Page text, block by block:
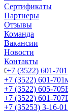
Сертификаты
Партнеры
Отзывы
Команда
Вакансии
Новости
Контакты
+7 (3522) 601-701
+7 (3522) 601-701
+7 (3522) 605-705
+7 (3522) 601-707
+7 (35253) 3-16-01